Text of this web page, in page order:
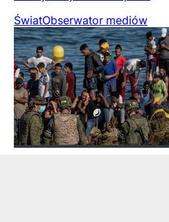
ŚwiatObserwator mediów